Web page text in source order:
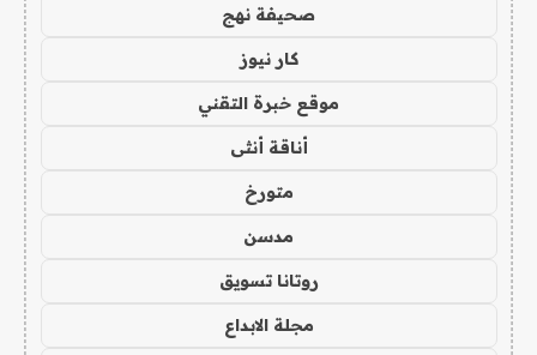
صحيفة نهج
كار نيوز
موقع خبرة التقني
أناقة أنثى
متورخ
مدسن
روتانا تسويق
مجلة الابداع